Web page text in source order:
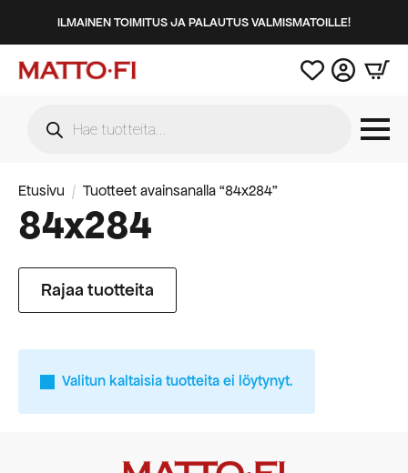
ILMAINEN TOIMITUS JA PALAUTUS VALMISMATOILLE!
search
Etusivu Tuotteet avainsanalla “84x284”
84x284
Rajaa tuotteita
Valitun kaltaisia tuotteita ei löytynyt.